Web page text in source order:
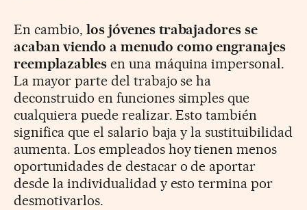
En cambio, los jóvenes trabajadores se
acaban viendo a menudo como engranajes
reemplazablesen una máquina impersonal.
La mayor parte del trabajo se ha
deconstruido en funciones simples que
cualquiera puede realizar. Esto también
significa que el salario baja y la sustituibilidad
aumenta. Los empleados hoy tienen menos
oportunidades de destacar o de aportar
desde la individualidad y esto termina por
desmotivarlos.